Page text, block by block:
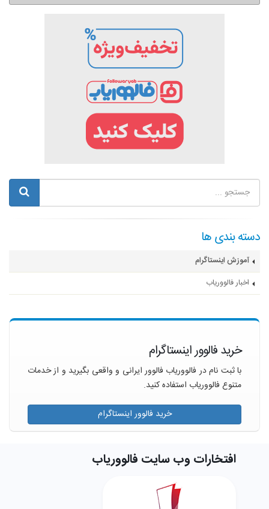
دسته بندی ها
آموزش اینستاگرام
اخبار فالووریاب
خرید فالوور اینستاگرام
با ثبت نام در فالووریاب فالوور ایرانی و واقعی بگیرید و از خدمات
متنوع فالووریاب استفاده کنید.
خرید فالوور اینستاگرام
افتخارات وب سایت فالووریاب